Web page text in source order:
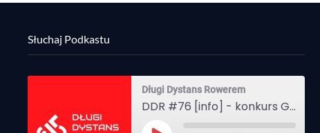
Słuchaj Podkastu
Długi Dystans Rowerem
DDR #76 [info] - konkurs Gravel Attack, Varmia Gravel, Bike Expo, Inspire India Ultra Race